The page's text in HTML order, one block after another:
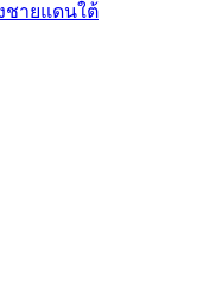
ชายแดนใต้